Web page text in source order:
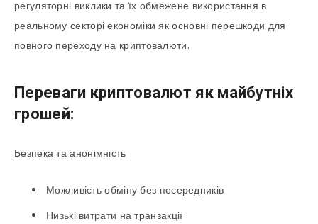
регуляторні виклики та їх обмежене використання в
реальному секторі економіки як основні перешкоди для
повного переходу на криптовалюти.
Переваги криптовалют як майбутніх
грошей:
Безпека та анонімність
Можливість обміну без посередників
Низькі витрати на транзакції